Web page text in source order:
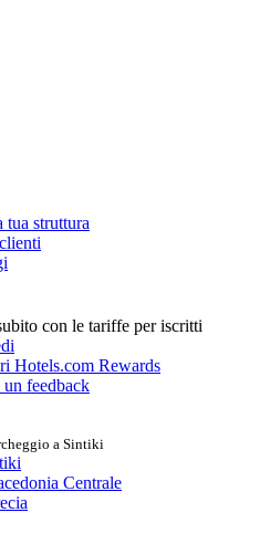
struttura
con le tariffe per iscritti
Hotels.com Rewards
feedback
a Sintiki
Centrale